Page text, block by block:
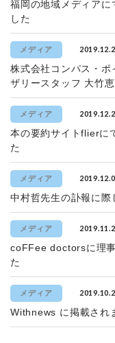
福岡の地域メディアに
した
メディア
株式会社コンパス・
ザリースタッフ 大竹恵
メディア
本の要約サイトflierに
た
メディア
中村哲先生の訃報に際
メディア
coFFee doctorsに理
た
メディア
Withnews に掲載され